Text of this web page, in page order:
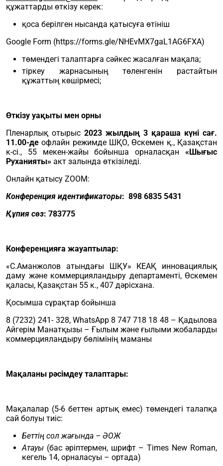
құжаттарды өткізу керек:
қоса берілген нысанда қатысуға өтініш
Google Form (https://forms.gle/NHEvMX7gaL1AG6FXA)
төмендегі талаптарға сәйкес жасалған мақала;
тіркеу жарнасының төленгенін растайтын
құжаттың көшірмесі;
Өткізу уақыты мен орны
Пленарлық отырыс 2023 жылдың 3 қараша күні сағ.
11.00-деофлайн режимде ШҚО, Өскемен қ., Қазақстан
к-сі., 55 мекен-жайы бойынша орналасқан «Шығыс
Руханияты» акт залында өткізіледі.
Онлайн қатысу ZOOM:
Конференция идентификаторы: 898 6835 5431
Құпия сөз: 783775
Конференцияға жауаптылар:
«С.Аманжолов атындағы ШҚУ» КЕАҚ инновациялық
даму және коммерцияландыру департаменті, Өскемен
қаласы, Қазақстан 55 к., 407 дәрісхана.
Қосымша сұрақтар бойынша
8 (7232) 241- 328, WhatsApp 8 747 718 18 48 – Қадылова
Айгерім Манатқызы – Ғылым және ғылыми жобаларды
коммерцияландыру бөлімінің маманы
Мақаланы рәсімдеу талаптары:
Мақалалар (5-6 беттен артық емес) төмендегі талапқа
сай болуы тиіс:
Беттің сол жағында – ӘОЖ
Атауы (бас әріптермен, шрифт – Times New Roman,
кегель 14, орналасуы – ортада)